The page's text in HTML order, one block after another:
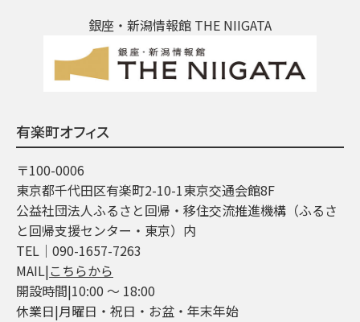
銀座・新潟情報館 THE NIIGATA
有楽町オフィス
〒100-0006
東京都千代田区有楽町2-10-1東京交通会館8F
公益社団法人ふるさと回帰・移住交流推進機構（ふるさ
と回帰支援センター・東京）内
TEL│090-1657-7263
MAIL|こちらから
開設時間|10:00 ～ 18:00
休業日|月曜日・祝日・お盆・年末年始